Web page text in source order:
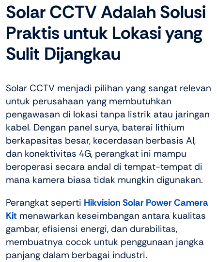
Solar CCTV Adalah Solusi
Praktis untuk Lokasi yang
Sulit Dijangkau
Solar CCTV menjadi pilihan yang sangat relevan
untuk perusahaan yang membutuhkan
pengawasan di lokasi tanpa listrik atau jaringan
kabel. Dengan panel surya, baterai lithium
berkapasitas besar, kecerdasan berbasis AI,
dan konektivitas 4G, perangkat ini mampu
beroperasi secara andal di tempat-tempat di
mana kamera biasa tidak mungkin digunakan.
Perangkat seperti Hikvision Solar Power Camera
Kit menawarkan keseimbangan antara kualitas
gambar, efisiensi energi, dan durabilitas,
membuatnya cocok untuk penggunaan jangka
panjang dalam berbagai industri.